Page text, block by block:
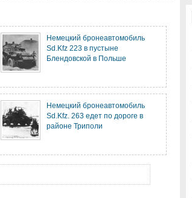
Немецкий бронеавтомобиль
Sd.Kfz 223 в пустыне
Блендовской в Польше
Немецкий бронеавтомобиль
Sd.Kfz. 263 едет по дороге в
районе Триполи